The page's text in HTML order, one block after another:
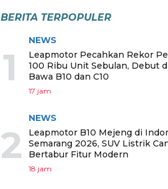
BERITA TERPOPULER
1
NEWS
Leapmotor Pecahkan Rekor
100 Ribu Unit Sebulan, Debut
Bawa B10 dan C10
17 jam
2
NEWS
Leapmotor B10 Mejeng di
Semarang 2026, SUV Listrik
Bertabur Fitur Modern
18 jam